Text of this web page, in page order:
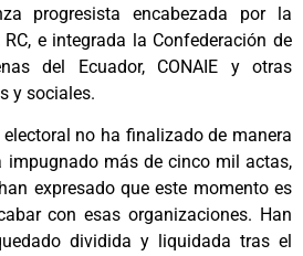
progresista encabezada por la
e integrada la Confederación de
del Ecuador, CONAIE y otras
y sociales.
no ha finalizado de manera
impugnado más de cinco mil actas,
expresado que este momento es
con esas organizaciones. Han
dividida y liquidada tras el